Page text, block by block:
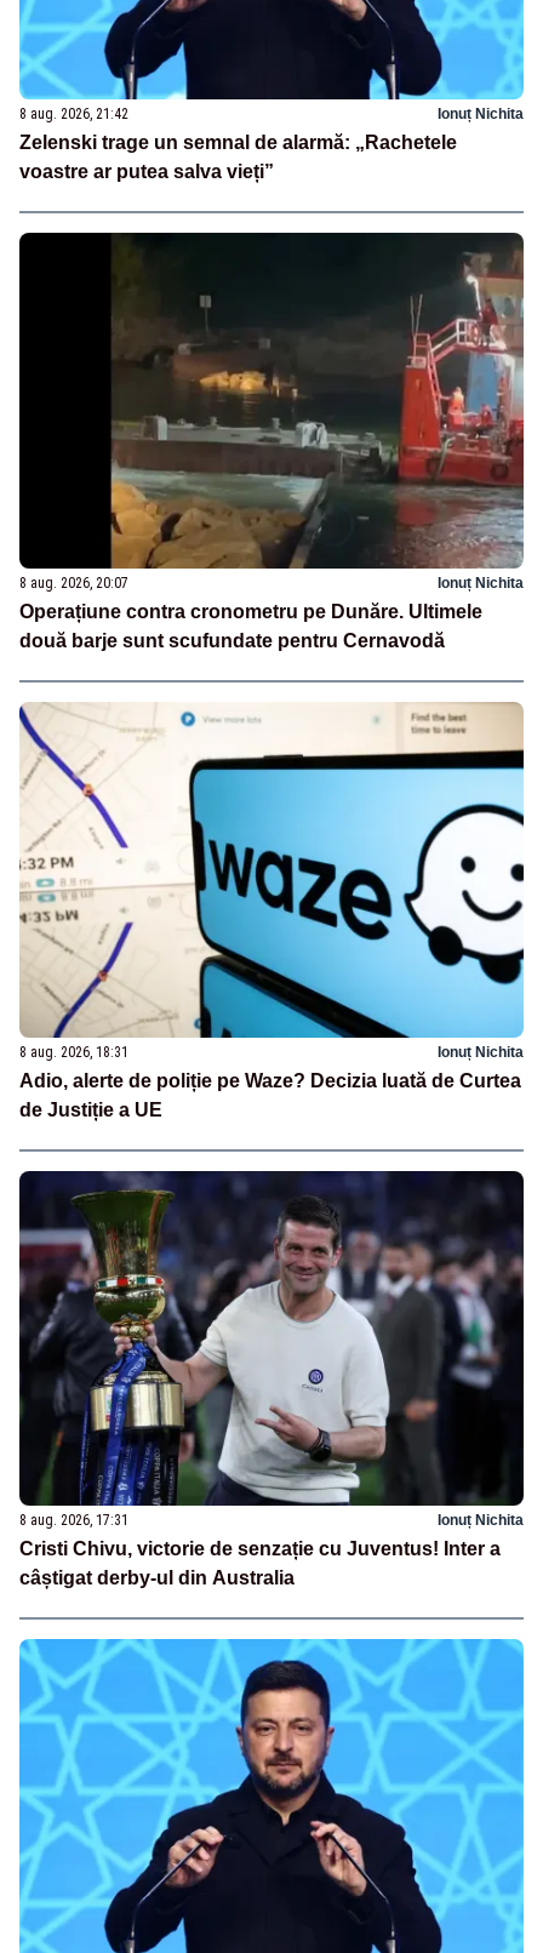
8 aug. 2026, 21:42 Ionuț Nichita
Zelenski trage un semnal de alarmă: „Rachetele
voastre ar putea salva vieți”
8 aug. 2026, 20:07 Ionuț Nichita
Operațiune contra cronometru pe Dunăre. Ultimele
două barje sunt scufundate pentru Cernavodă
8 aug. 2026, 18:31 Ionuț Nichita
Adio, alerte de poliție pe Waze? Decizia luată de Curtea
de Justiție a UE
8 aug. 2026, 17:31 Ionuț Nichita
Cristi Chivu, victorie de senzație cu Juventus! Inter a
câștigat derby-ul din Australia